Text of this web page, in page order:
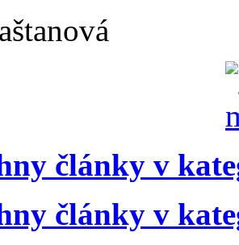
články v
články v